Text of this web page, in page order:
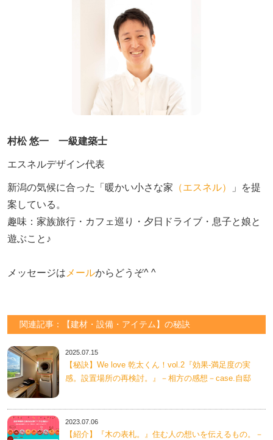
村松 悠一 一級建築士
エスネルデザイン代表
新潟の気候に合った「暖かい小さな家 （エスネル）
」を提
案している。
趣味：家族旅行・カフェ巡り・夕日ドライブ・息子と娘と
遊ぶこと♪
メッセージは メールからどうぞ^ ^
関連記事：【建材・設備・アイテム】の秘訣
2025.07.15
【秘訣】We love 乾太くん！vol.2『効果-満足度の実
感。設置場所の再検討。』－相方の感想－case.自邸
2023.07.06
【紹介】『木の表札。』住む人の想いを伝えるもの。－